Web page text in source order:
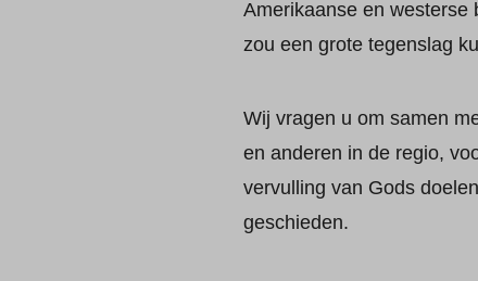
Amerikaanse en westerse
zou een grote tegenslag
Wij vragen u om samen
en anderen in de regio,
vervulling van Gods
geschieden.